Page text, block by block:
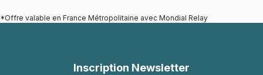
*Offre valable en France Métropolitaine avec Mondial Relay
Inscription Newsletter